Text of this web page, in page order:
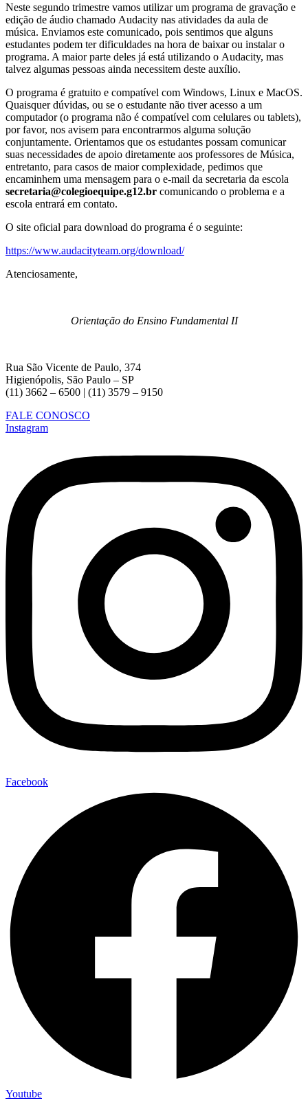
Neste segundo trimestre vamos utilizar um programa de gravação e
edição de áudio chamado Audacity nas atividades da aula de
música. Enviamos este comunicado, pois sentimos que alguns
estudantes podem ter dificuldades na hora de baixar ou instalar o
programa. A maior parte deles já está utilizando o Audacity, mas
talvez algumas pessoas ainda necessitem deste auxílio.
O programa é gratuito e compatível com Windows, Linux e MacOS.
Quaisquer dúvidas, ou se o estudante não tiver acesso a um
computador (o programa não é compatível com celulares ou tablets),
por favor, nos avisem para encontrarmos alguma solução
conjuntamente. Orientamos que os estudantes possam comunicar
suas necessidades de apoio diretamente aos professores de Música,
entretanto, para casos de maior complexidade, pedimos que
encaminhem uma mensagem para o e-mail da secretaria da escola
secretaria@colegioequipe.g12.br comunicando o problema e a
escola entrará em contato.
O site oficial para download do programa é o seguinte:
https://www.audacityteam.org/download/
Atenciosamente,
Orientação do Ensino Fundamental II
Rua São Vicente de Paulo, 374
Higienópolis, São Paulo – SP
(11) 3662 – 6500 | (11) 3579 – 9150
FALE CONOSCO
Instagram
Facebook
Youtube